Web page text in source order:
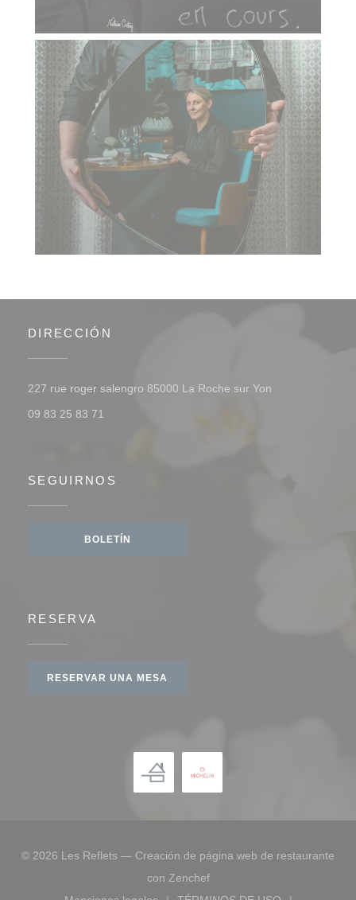
DIRECCIÓN
227 rue roger salengro 85000 La Roche sur Yon
09 83 25 83 71
SEGUIRNOS
BOLETÍN
RESERVA
RESERVAR UNA MESA
© 2026 Les Reflets — Creación de página web de restaurante
con Zenchef((abre en una nueva